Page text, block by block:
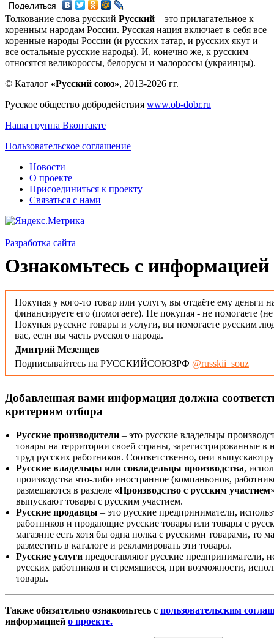
Поделиться
Толкование слова русский Русский – это прилагательное к
коренным народам России. Русская нация включает в себя все
коренные народы России (и русских татар, и русских якут и
все остальные русские народы). И, конечно же, к русским
относятся великороссы, белорусы и малороссы (украинцы).
© Каталог «Русский союз», 2013-2026 гг.
Русское общество добродействия www.ob-dobr.ru
Наша группа Вконтакте
Пользовательское соглашение
Новости
О проекте
Присоединиться к проекту
Связаться с нами
Разработка сайта
Ознакомьтесь с информацией
Покупая у кого-то товар или услугу, вы отдаёте ему деньги
финансируете его (помогаете). Не покупая - не помогаете
Покупая русские товары и услуги, вы помогаете русским
вас, если вы часть русского народа.
Дмитрий Мезенцев
Подписывайтесь на РУССКИЙСОЮЗРФ @russkii_souz
Добавленная вами информация должна
критериям отбора
Русские производители – это русские владельцы
товары на территории своей страны, зарегистрированные
труд русских работников. Соответственно, они
Русские владельцы или совладельцы производства,
производства что-либо иностранное (компаньонов,
размещаются в разделе «Производство с русским участием
выпускают товары с русским участием.
Русские продавцы – это русские предприниматели,
работников и продающие русские товары или товары с
магазине есть хотя бы одна полка с русскими товарами, то
разместить в каталоге и рекламировать эти товары.
Русские услуги предоставляют русские предприниматели,
русских работников и стремящиеся, при возможности,
товары.
Также обязательно ознакомьтесь с пользовательским
информацией о проекте.